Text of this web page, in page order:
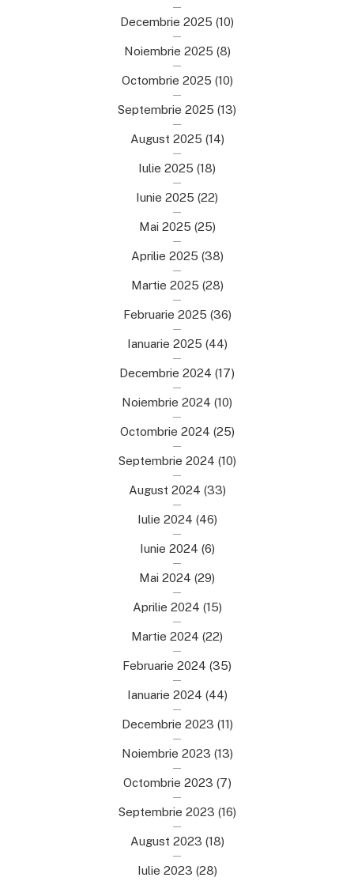
Decembrie 2025 (10)
Noiembrie 2025 (8)
Octombrie 2025 (10)
Septembrie 2025 (13)
August 2025 (14)
Iulie 2025 (18)
Iunie 2025 (22)
Mai 2025 (25)
Aprilie 2025 (38)
Martie 2025 (28)
Februarie 2025 (36)
Ianuarie 2025 (44)
Decembrie 2024 (17)
Noiembrie 2024 (10)
Octombrie 2024 (25)
Septembrie 2024 (10)
August 2024 (33)
Iulie 2024 (46)
Iunie 2024 (6)
Mai 2024 (29)
Aprilie 2024 (15)
Martie 2024 (22)
Februarie 2024 (35)
Ianuarie 2024 (44)
Decembrie 2023 (11)
Noiembrie 2023 (13)
Octombrie 2023 (7)
Septembrie 2023 (16)
August 2023 (18)
Iulie 2023 (28)